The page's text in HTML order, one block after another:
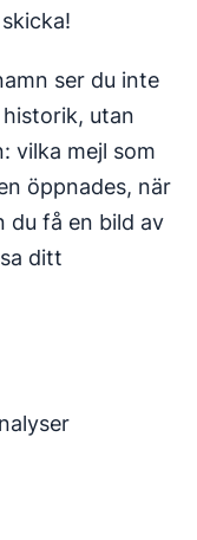
ser du inte
utan
vilka mejl som
öppnades, när
du få en bild av
ditt